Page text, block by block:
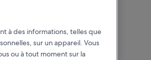
à des informations, telles que
sur un appareil. Vous
ou à tout moment sur la